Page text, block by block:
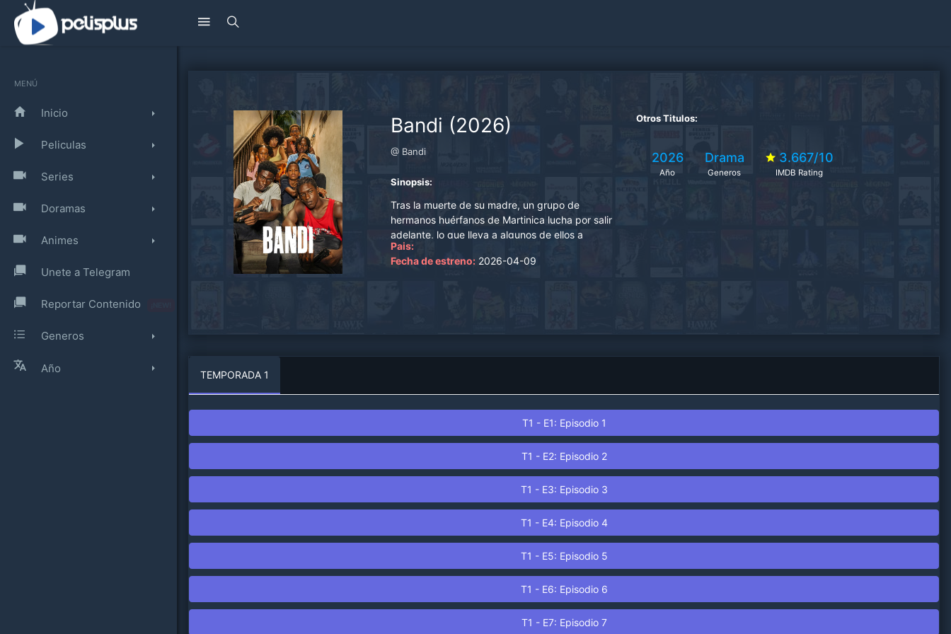
MENÚ
Inicio
Peliculas
Series
Doramas
Animes
Unete a Telegram
Reportar Contenido
Generos
Año
Bandi (2026)
@ Bandi
Sinopsis:
Tras la muerte de su madre, un grupo de
hermanos huérfanos de Martinica lucha por salir
adelante, lo que lleva a algunos de ellos a
delinquir para permanecer juntos..
Pais:
Fecha de estreno: 2026-04-09
Otros Titulos:
2026
Año
Drama
Generos
3.667/10
IMDB Rating
TEMPORADA 1
T1 - E1: Episodio 1
T1 - E2: Episodio 2
T1 - E3: Episodio 3
T1 - E4: Episodio 4
T1 - E5: Episodio 5
T1 - E6: Episodio 6
T1 - E7: Episodio 7